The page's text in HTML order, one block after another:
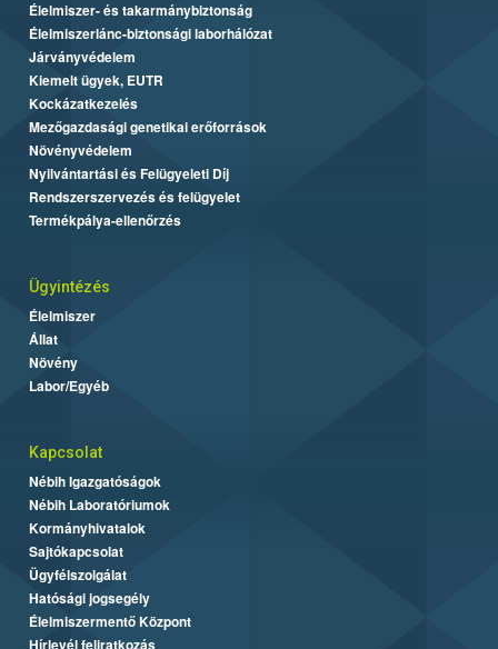
Élelmiszer- és takarmánybiztonság
Élelmiszerlánc-biztonsági laborhálózat
Járványvédelem
Kiemelt ügyek, EUTR
Kockázatkezelés
Mezőgazdasági genetikai erőforrások
Növényvédelem
Nyilvántartási és Felügyeleti Díj
Rendszerszervezés és felügyelet
Termékpálya-ellenőrzés
Ügyintézés
Élelmiszer
Állat
Növény
Labor/Egyéb
Kapcsolat
Nébih Igazgatóságok
Nébih Laboratóriumok
Kormányhivatalok
Sajtókapcsolat
Ügyfélszolgálat
Hatósági jogsegély
Élelmiszermentő Központ
Hírlevél feliratkozás